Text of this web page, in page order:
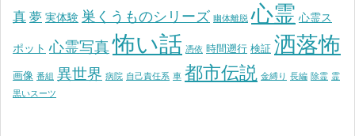
真 夢 実体験 巣くうものシリーズ 幽体離脱 心霊 心霊ス
ポット 心霊写真怖い話 憑依 時間遡行 検証 洒落怖
画像 番組 異世界 病院 自己責任系 車 都市伝説 金縛り 長編 除霊 霊
黒いスーツ